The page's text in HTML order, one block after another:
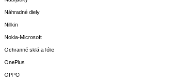
Náhradné diely
Nillkin
Nokia-Microsoft
Ochranné sklá a fólie
OnePlus
OPPO